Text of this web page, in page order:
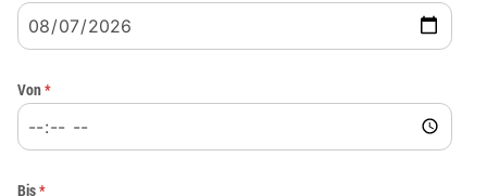
Von*
Bis*